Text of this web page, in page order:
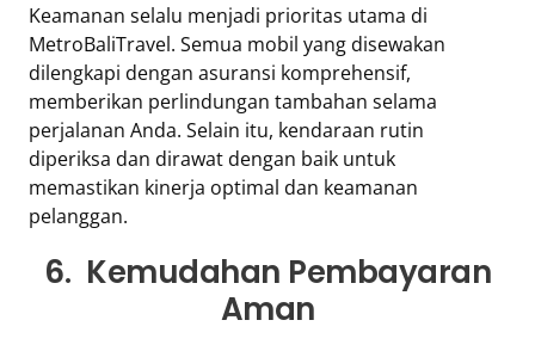
Keamanan selalu menjadi prioritas utama di
MetroBaliTravel. Semua mobil yang disewakan
dilengkapi dengan asuransi komprehensif,
memberikan perlindungan tambahan selama
perjalanan Anda. Selain itu, kendaraan rutin
diperiksa dan dirawat dengan baik untuk
memastikan kinerja optimal dan keamanan
pelanggan.
6. Kemudahan Pembayaran
Aman